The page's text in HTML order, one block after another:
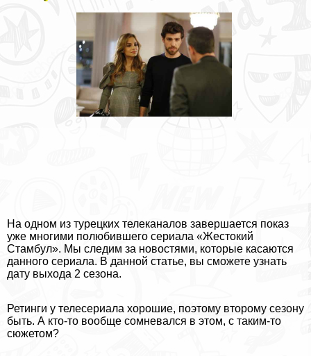
На одном из турецких телеканалов завершается показ
уже многими полюбившего сериала «Жестокий
Стамбул». Мы следим за новостями, которые касаются
данного сериала. В данной статье, вы сможете узнать
дату выхода 2 сезона.
Ретинги у телесериала хорошие, поэтому второму сезону
быть. А кто-то вообще сомневался в этом, с таким-то
сюжетом?